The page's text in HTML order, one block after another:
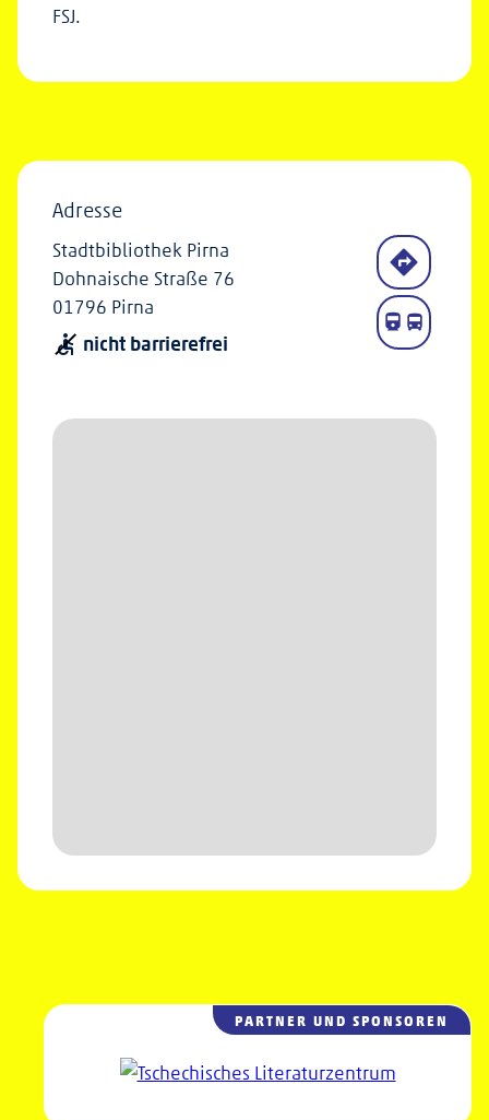
FSJ.
Adresse
Stadtbibliothek Pirna
Dohnaische Straße 76
01796 Pirna
accessible nicht barrierefrei